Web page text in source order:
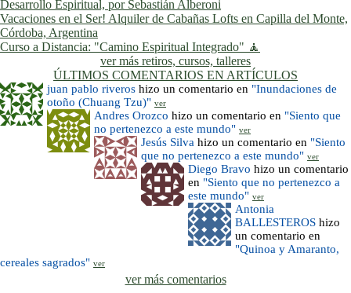
Desarrollo Espiritual, por Sebastián Alberoni
Vacaciones en el Ser! Alquiler de Cabañas Lofts en Capilla del Monte,
Córdoba, Argentina
Curso a Distancia: "Camino Espiritual Integrado" 🧘
ver más retiros, cursos, talleres
ÚLTIMOS COMENTARIOS EN ARTÍCULOS
juan pablo riveros hizo un comentario en "Inundaciones de
otoño (Chuang Tzu)" ver
Andres Orozco hizo un comentario en "Siento que
no pertenezco a este mundo" ver
Jesús Silva hizo un comentario en "Siento
que no pertenezco a este mundo" ver
Diego Bravo hizo un comentario
en "Siento que no pertenezco a
este mundo" ver
Antonia
BALLESTEROS hizo
un comentario en
"Quinoa y Amaranto,
cereales sagrados" ver
ver más comentarios